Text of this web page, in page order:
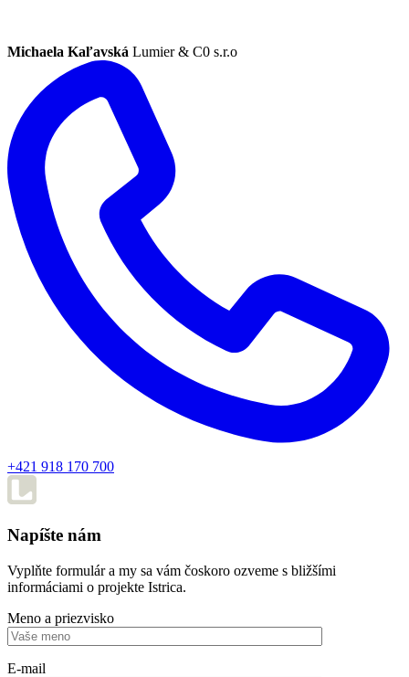
Michaela Kaľavská Lumier & C0 s.r.o
+421 918 170 700
Napíšte nám
Vyplňte formulár a my sa vám čoskoro ozveme s bližšími
informáciami o projekte Istrica.
Meno a priezvisko
E-mail